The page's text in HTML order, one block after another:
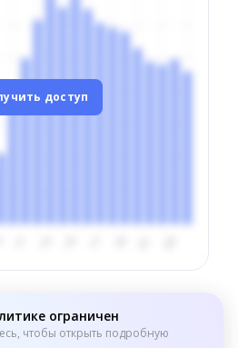
доступ
ограничен
чтобы открыть подробную